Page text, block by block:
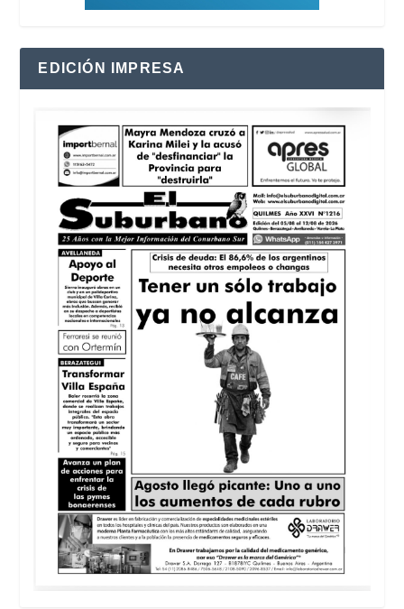
EDICIÓN IMPRESA